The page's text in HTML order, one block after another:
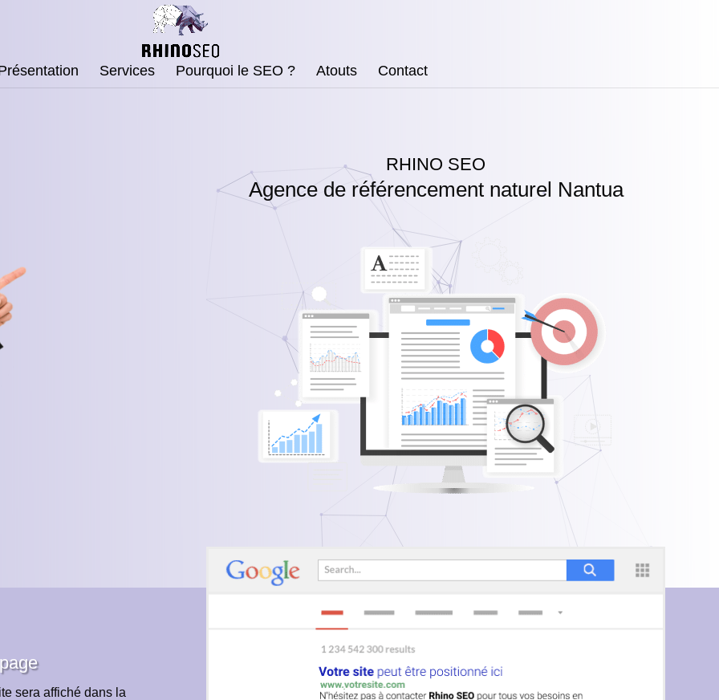
Services Pourquoi le SEO ? Atouts Contact
RHINO SEO
Agence de référencement naturel Nantua
sera affiché dans la